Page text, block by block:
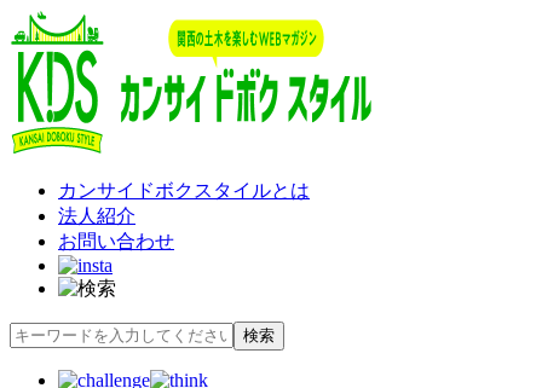
カンサイドボクスタイルとは
法人紹介
お問い合わせ